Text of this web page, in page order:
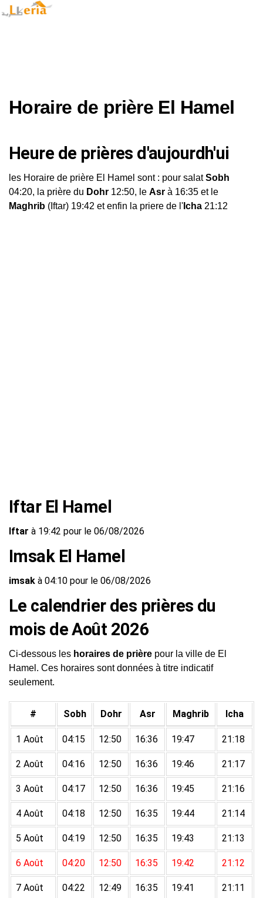
Horaire de prière El Hamel
Heure de prières d'aujourdh'ui
les Horaire de prière El Hamel sont : pour salatSobh
04:20, la prière du Dohr 12:50, le Asr à 16:35 et le
Maghrib (Iftar) 19:42 et enfin la priere de l' Icha 21:12
Iftar El Hamel
Iftar à 19:42 pour le 06/08/2026
Imsak El Hamel
imsak à 04:10 pour le 06/08/2026
Le calendrier des prières du
mois de Août 2026
Ci-dessous les horaires de prière pour la ville de El
Hamel. Ces horaires sont données à titre indicatif
seulement.
# Sobh Dohr Asr Maghrib Icha
1 Août 04:15 12:50 16:36 19:47 21:18
2 Août 04:16 12:50 16:36 19:46 21:17
3 Août 04:17 12:50 16:36 19:45 21:16
4 Août 04:18 12:50 16:35 19:44 21:14
5 Août 04:19 12:50 16:35 19:43 21:13
6 Août 04:20 12:50 16:35 19:42 21:12
7 Août 04:22 12:49 16:35 19:41 21:11